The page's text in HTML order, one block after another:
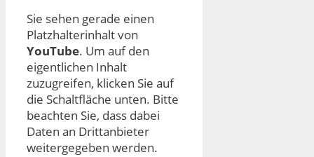
Sie sehen gerade einen
Platzhalterinhalt von
YouTube. Um auf den
eigentlichen Inhalt
zuzugreifen, klicken Sie auf
die Schaltfläche unten. Bitte
beachten Sie, dass dabei
Daten an Drittanbieter
weitergegeben werden.